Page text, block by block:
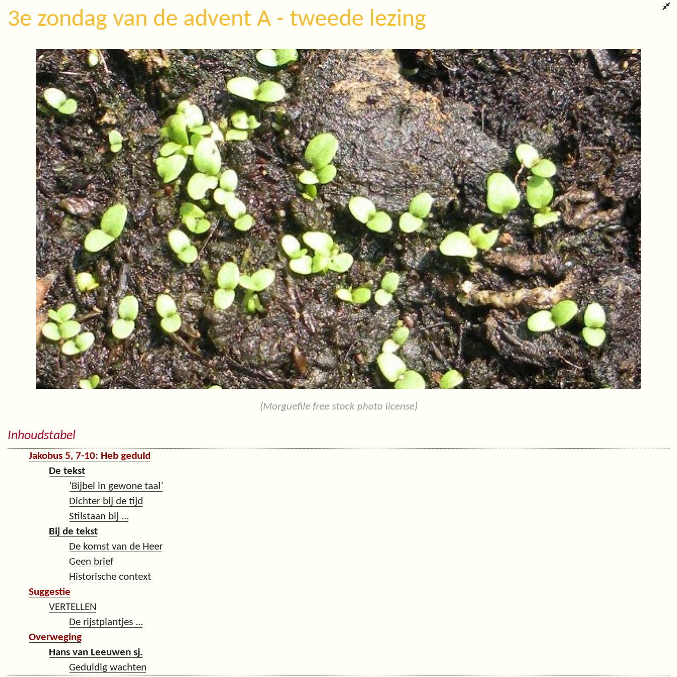
3e zondag van de advent A - tweede lezing
(Morguefile free stock photo license)
Inhoudstabel
Jakobus 5, 7-10: Heb geduld
De tekst
’Bijbel in gewone taal’
Dichter bij de tijd
Stilstaan bij ...
Bij de tekst
De komst van de Heer
Geen brief
Historische context
Suggestie
VERTELLEN
De rijstplantjes ...
Overweging
Hans van Leeuwen sj.
Geduldig wachten